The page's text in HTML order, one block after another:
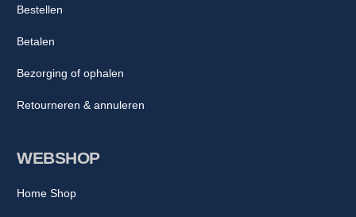
WEBSHOP
Home Shop
Bestellen
Betalen
Bezorging of ophalen
Retourneren & annuleren